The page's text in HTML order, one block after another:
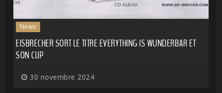
News
EISBRECHER SORT LE TITRE EVERYTHING IS WUNDERBAR ET
SON CLIP
30 novembre 2024